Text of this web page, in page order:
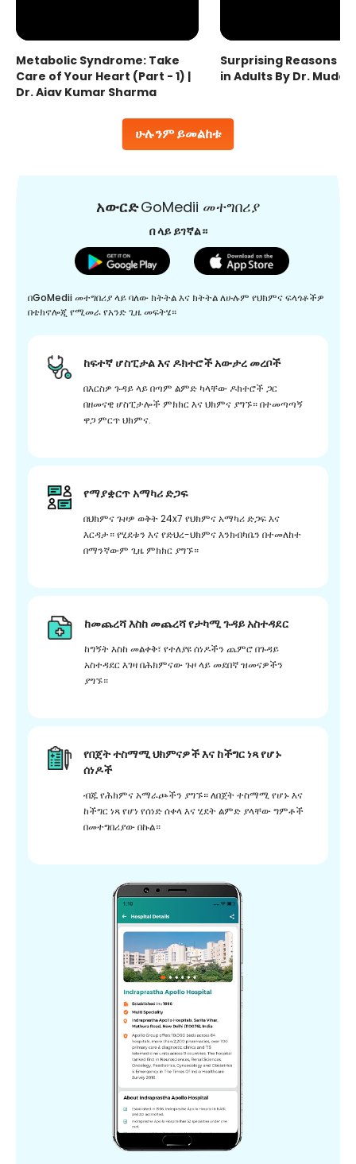
ሁሉንም ይመልከቱ
Metabolic Syndrome: Take
Care of Your Heart (Part - 1) |
Dr. Ajay Kumar Sharma
Surprising Reasons
in Adults By Dr.
አውርድGoMedii መተግበሪያ
በ ላይ ይገኛል።
በGoMedii መተግበሪያ ላይ ባለው ክትትል እና ክትትል ለሁሉም የህክምና ፍላጎቶችዎ
በቴክኖሎጂ የሚመራ የአንድ ጊዜ መፍትሄ።
ከፍተኛ ሆስፒታል እና ዶክተሮች አውታረ መረቦች
በእርስዎ ጉዳይ ላይ በጣም ልምድ ካላቸው ዶክተሮች ጋር
በዘመናዊ ሆስፒታሎች ምክክር እና ህክምና ያግኙ። በተመጣጣኝ
ዋጋ ምርጥ ህክምና.
የማያቋርጥ አማካሪ ድጋፍ
በህክምና ጉዞዎ ወቅት 24x7 የህክምና አማካሪ ድጋፍ እና
እርዳታ። የሂደቱን እና የድህረ-ህክምና እንክብካቤን በተመለከተ
በማንኛውም ጊዜ ምክክር ያግኙ።
ከመጨረሻ እስከ መጨረሻ የታካሚ ጉዳይ አስተዳደር
ከግኝት እስከ መልቀቅ፣ የተለያዩ ሰነዶችን ጨምሮ በጉዳይ
አስተዳደር እገዛ በሕክምናው ጉዞ ላይ መደበኛ ዝመናዎችን
ያግኙ።
የበጀት ተስማሚ ህክምናዎች እና ከችግር ነጻ የሆኑ
ሰነዶች
ብጁ የሕክምና አማራጮችን ያግኙ። ለበጀት ተስማሚ የሆኑ እና
ከችግር ነጻ የሆነ የሰነድ ሰቀላ እና ሂደት ልምድ ያላቸው ግምቶች
በመተግበሪያው በኩል።